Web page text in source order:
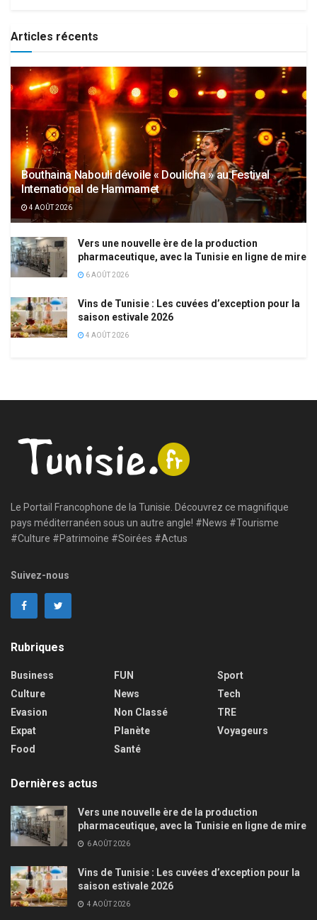
Articles récents
Bouthaina Nabouli dévoile « Doulicha » au Festival
International de Hammamet
4 AOÛT 2026
Vers une nouvelle ère de la production
pharmaceutique, avec la Tunisie en ligne de mire
6 AOÛT 2026
Vins de Tunisie : Les cuvées d’exception pour la
saison estivale 2026
4 AOÛT 2026
Le Portail Francophone de la Tunisie. Découvrez ce magnifique
pays méditerranéen sous un autre angle! #News #Tourisme
#Culture #Patrimoine #Soirées #Actus
Suivez-nous
Rubriques
Business
Culture
Evasion
Expat
Food
FUN
News
Non Classé
Planète
Santé
Sport
Tech
TRE
Voyageurs
Dernières actus
Vers une nouvelle ère de la production
pharmaceutique, avec la Tunisie en ligne de mire
6 AOÛT 2026
Vins de Tunisie : Les cuvées d’exception pour la
saison estivale 2026
4 AOÛT 2026